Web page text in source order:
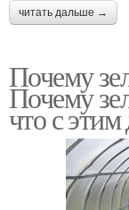
читать дальше →
Почему
Почему
что с этим